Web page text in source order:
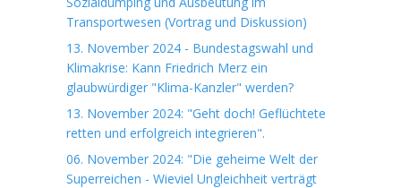
Transportwesen (Vortrag und Diskussion)
13. November 2024 - Bundestagswahl und
Klimakrise: Kann Friedrich Merz ein
glaubwürdiger "Klima-Kanzler" werden?
13. November 2024: "Geht doch! Geflüchtete
retten und erfolgreich integrieren".
06. November 2024: "Die geheime Welt der
Superreichen - Wieviel Ungleichheit verträgt